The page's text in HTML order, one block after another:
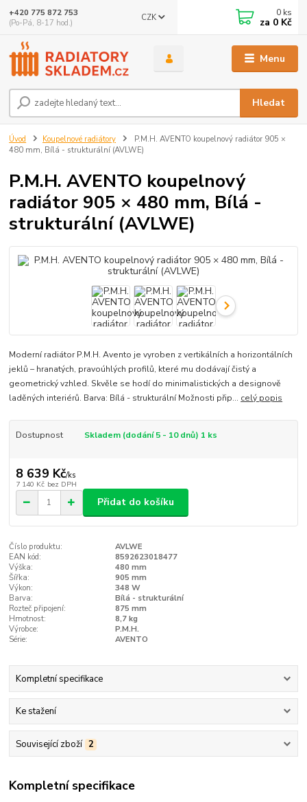
Menu
CZK
Hledat
+420 775 872 753
(Po-Pá, 8-17 hod.)
0 ks
za 0 Kč
Úvod Koupelnové radiátory
P.M.H. AVENTO koupelnový radiátor 905 ×
480 mm, Bílá - strukturální (AVLWE)
P.M.H. AVENTO koupelnový
radiátor 905 × 480 mm, Bílá -
strukturální (AVLWE)
Moderní radiátor P.M.H. Avento je vyroben z vertikálních a horizontálních
jeklů – hranatých, pravoúhlých profilů, které mu dodávají čistý a
geometrický vzhled. Skvěle se hodí do minimalistických a designově
laděných interiérů. Barva: Bílá - strukturální Možnosti přip... celý popis
Dostupnost Skladem (dodání 5 - 10 dnů) 1 ks
8 639 Kč/ks
7 140 Kč bez DPH
Přidat do košíku
Číslo produktu:
AVLWE
EAN kód:
8592623018477
Výška:
480 mm
Šířka:
905 mm
Výkon:
348 W
Barva:
Bílá - strukturální
Rozteč připojení:
875 mm
Hmotnost:
8,7 kg
Výrobce:
P.M.H.
Série:
AVENTO
Kompletní specifikace
Ke stažení
Související zboží 2
Kompletní specifikace